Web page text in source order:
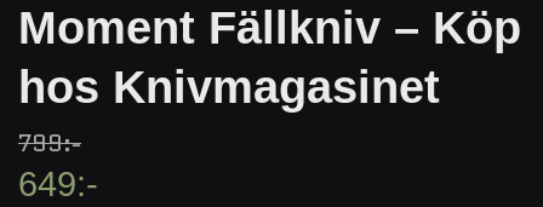
Moment Fällkniv – Köp
hos Knivmagasinet
799:-
649:-